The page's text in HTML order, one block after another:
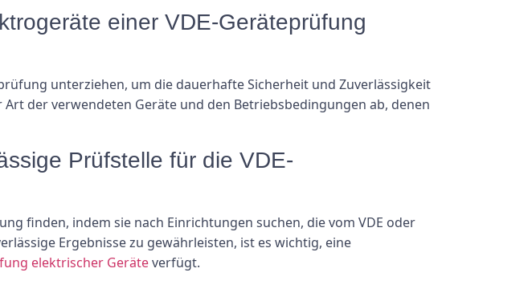
einer VDE-Geräteprüfung
unterziehen, um die dauerhafte Sicherheit und Zuverlässigkeit
der verwendeten Geräte und den Betriebsbedingungen ab, denen
Prüfstelle für die VDE-
finden, indem sie nach Einrichtungen suchen, die vom VDE oder
Ergebnisse zu gewährleisten, ist es wichtig, eine
elektrischer Geräteverfügt.